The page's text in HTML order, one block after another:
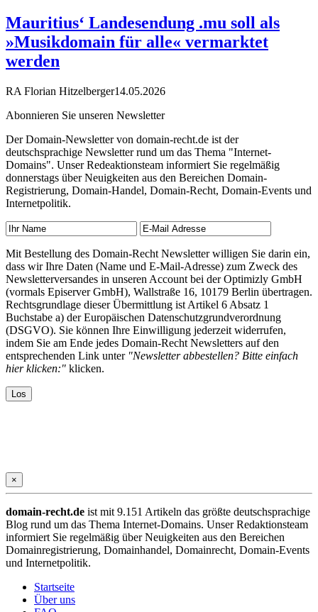
Mauritius‘ Landesendung .mu soll als
»Musikdomain für alle« vermarktet
werden
RA Florian Hitzelberger14.05.2026
Abonnieren Sie unseren Newsletter
Der Domain-Newsletter von domain-recht.de ist der
deutschsprachige Newsletter rund um das Thema "Internet-
Domains". Unser Redeaktionsteam informiert Sie regelmäßig
donnerstags über Neuigkeiten aus den Bereichen Domain-
Registrierung, Domain-Handel, Domain-Recht, Domain-Events und
Internetpolitik.
Mit Bestellung des Domain-Recht Newsletter willigen Sie darin ein,
dass wir Ihre Daten (Name und E-Mail-Adresse) zum Zweck des
Newsletterversandes in unseren Account bei der Optimizly GmbH
(vormals Episerver GmbH), Wallstraße 16, 10179 Berlin übertragen.
Rechtsgrundlage dieser Übermittlung ist Artikel 6 Absatz 1
Buchstabe a) der Europäischen Datenschutzgrundverordnung
(DSGVO). Sie können Ihre Einwilligung jederzeit widerrufen,
indem Sie am Ende jedes Domain-Recht Newsletters auf den
entsprechenden Link unter "Newsletter abbestellen? Bitte einfach
hier klicken:" klicken.
×
domain-recht.de ist mit 9.151 Artikeln das größte deutschsprachige
Blog rund um das Thema Internet-Domains. Unser Redaktionsteam
informiert Sie regelmäßig über Neuigkeiten aus den Bereichen
Domainregistrierung, Domainhandel, Domainrecht, Domain-Events
und Internetpolitik.
Startseite
Über uns